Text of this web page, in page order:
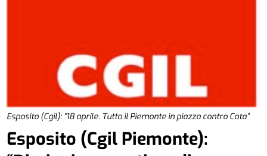
Esposito (Cgil): “18 aprile. Tutto il Piemonte in piazza contro Cota”
Esposito (Cgil Piemonte):